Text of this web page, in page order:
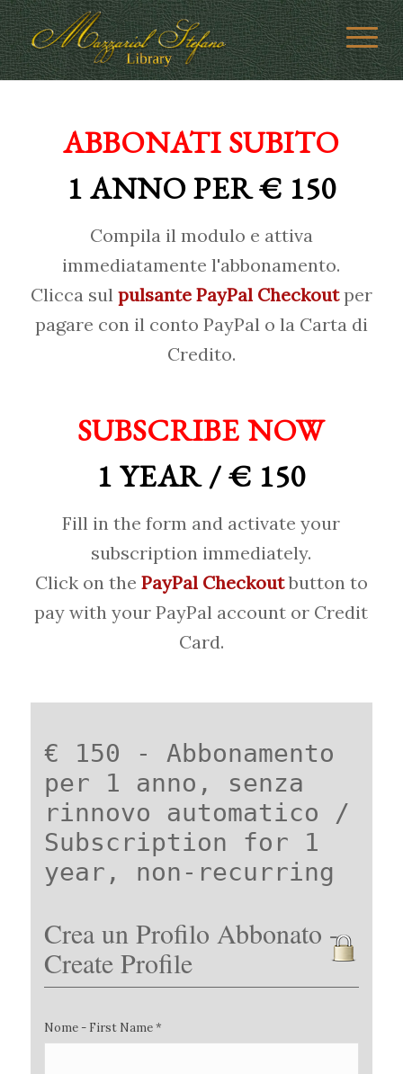
ABBONATI SUBITO
1 ANNO PER € 150
Compila il modulo e attiva
immediatamente l'abbonamento.
Clicca sul pulsante PayPal Checkoutper
pagare con il conto PayPal o la Carta di
Credito.
SUBSCRIBE NOW
1 YEAR / € 150
Fill in the form and activate your
subscription immediately.
Click on the PayPal Checkoutbutton to
pay with your PayPal account or Credit
Card.
€ 150 - Abbonamento
per 1 anno, senza
rinnovo automatico /
Subscription for 1
year, non-recurring
Crea un Profilo Abbonato -
Create Profile
Nome - First Name *